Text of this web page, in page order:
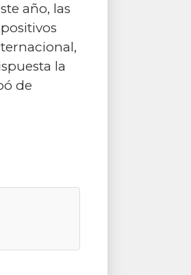
año, las
la
de